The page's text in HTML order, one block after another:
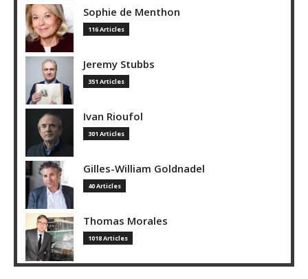
Sophie de Menthon
116 Articles
Jeremy Stubbs
351 Articles
Ivan Rioufol
301 Articles
Gilles-William Goldnadel
40 Articles
Thomas Morales
1018 Articles